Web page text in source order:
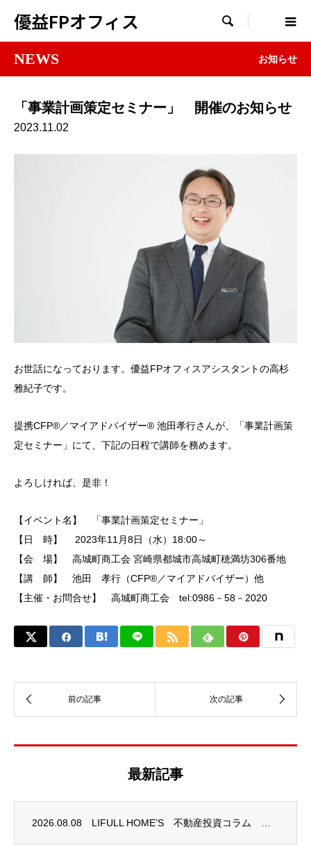
優益FPオフィス 
NEWS お知らせ
「事業計画策定セミナー」 開催のお知らせ
2023.11.02
お世話になっております。優益FPオフィスアシスタントの高杉
雅紀子です。
提携CFP®︎／マイアドバイザー®︎ 池田孝行さんが、「事業計画策
定セミナー」にて、下記の日程で講師を務めます。
よろしければ、是非！
【イベント名】 「事業計画策定セミナー」
【日 時】 2023年11月8日（水）18:00～
【会 場】 高城町商工会 宮崎県都城市高城町穂満坊306番地
【講 師】 池田 孝行（CFP®︎／マイアドバイザー）他
【主催・お問合せ】 高城町商工会 tel:0986－58－2020
最新記事
2026.08.08